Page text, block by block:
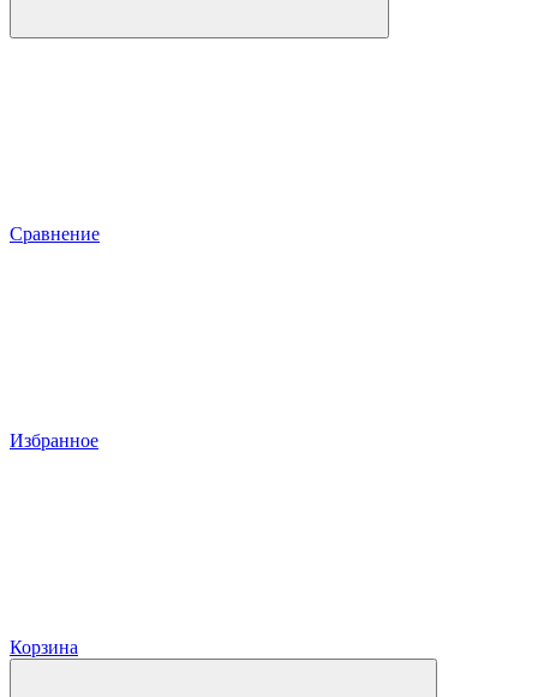
Сравнение
Избранное
Корзина